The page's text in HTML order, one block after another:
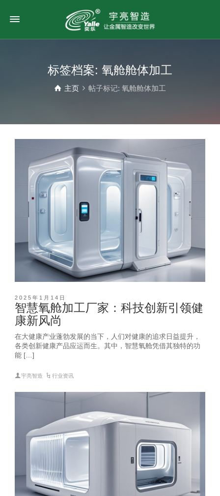
标签档案: 氧舱舱体加工
主页 帖子标记: 氧舱舱体加工
2025年1月14日
智慧氧舱加工厂家：科技创新引领健
康新风尚
在大健康产业蓬勃发展的当下，人们对健康的追求日益提升，
各类创新健康产品应运而生。其中，智慧氧舱凭借其独特的功
能 […]
宇亮智造 行业资讯